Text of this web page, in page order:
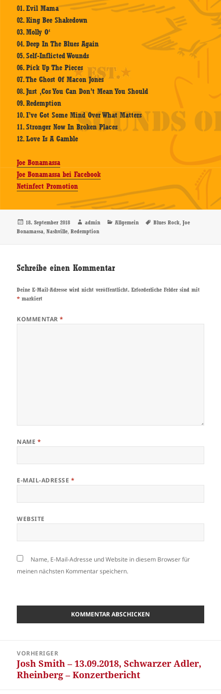
01. Evil Mama
02. King Bee Shakedown
03. Molly O‘
04. Deep In The Blues Again
05. Self-Inflicted Wounds
06. Pick Up The Pieces
07. The Ghost Of Macon Jones
08. Just ‚Cos You Can Don’t Mean You Should
09. Redemption
10. I’ve Got Some Mind Over What Matters
11. Stronger Now In Broken Places
12. Love Is A Gamble
Joe Bonamassa
Joe Bonamassa bei Facebook
Netinfect Promotion
Veröffentlicht
am
18. September 2018 Autor
admin Kategorien
Allgemein Schlagwörter
Blues Rock,Joe
Bonamassa,Nashville,Redemption
Schreibe einen Kommentar
Deine E-Mail-Adresse wird nicht veröffentlicht. Erforderliche Felder sind mit
* markiert
KOMMENTAR*
NAME *
E-MAIL-ADRESSE *
WEBSITE
Name, E-Mail-Adresse und Website in diesem Browser für
meinen nächsten Kommentar speichern.
VORHERIGER
Vorheriger
Beitrag:
Josh Smith – 13.09.2018, Schwarzer Adler,
Rheinberg – Konzertbericht